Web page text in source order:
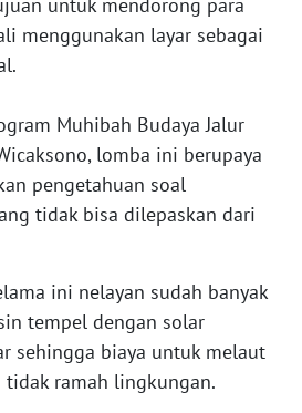
untuk mendorong para
menggunakan layar sebagai
Muhibah Budaya Jalur
lomba ini berupaya
pengetahuan soal
tidak bisa dilepaskan dari
ini nelayan sudah banyak
tempel dengan solar
sehingga biaya untuk melaut
tidak ramah lingkungan.